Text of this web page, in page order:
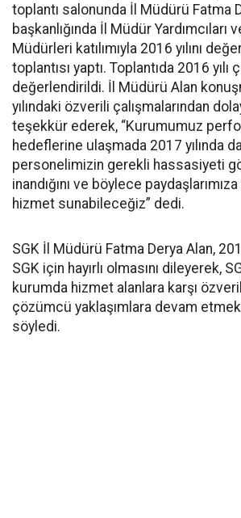
toplantı salonunda İl Müdürü Fatma
başkanlığında İl Müdür Yardımcıları
Müdürleri katılımıyla 2016 yılını
toplantısı yaptı. Toplantıda 2016 yılı
değerlendirildi. İl Müdürü Alan
yılındaki özverili çalışmalarından
teşekkür ederek, “Kurumumuz
hedeflerine ulaşmada 2017 yılında
personelimizin gerekli hassasiyeti
inandığını ve böylece
hizmet sunabileceğiz” dedi.
SGK İl Müdürü Fatma Derya Alan,
SGK için hayırlı olmasını dileyerek,
kurumda hizmet alanlara karşı
çözümcü yaklaşımlara devam
söyledi.